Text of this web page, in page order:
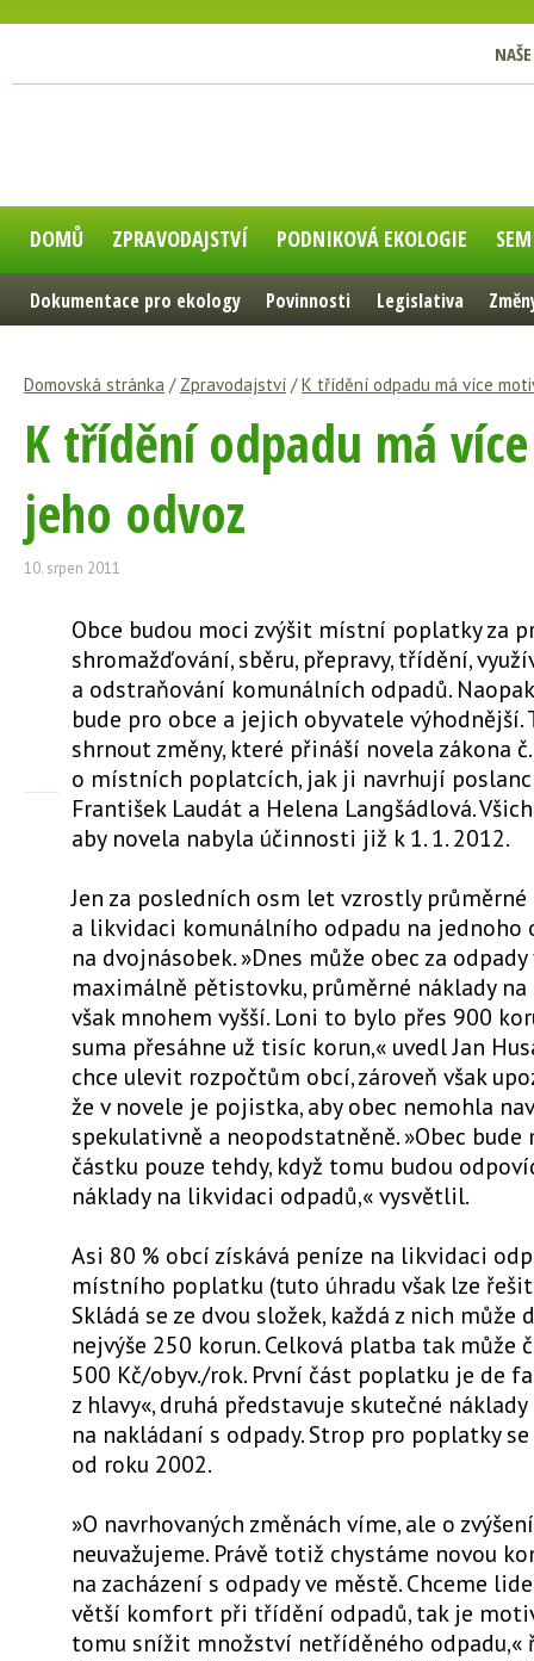
DOMŮ ZPRAVODAJSTVÍ PODNIKOVÁ EKOLOGIE
Dokumentace pro ekology Povinnosti Legislativa
Domovská stránka / Zpravodajství /K třídění odpadu má více
K třídění odpadu má
jeho odvoz
10. srpen 2011
Obce budou moci zvýšit místní poplatky za
shromažďování, sběru, přepravy, třídění,
a odstraňování komunálních odpadů.
bude pro obce a jejich obyvatele výhodnější.
shrnout změny, které přináší novela zákona
o místních poplatcích, jak ji navrhují poslanci
František Laudát a Helena Langšádlová.
aby novela nabyla účinnosti již k 1. 1. 2012.
Jen za posledních osm let vzrostly průměrné
a likvidaci komunálního odpadu na jednoho
na dvojnásobek. »Dnes může obec za
maximálně pětistovku, průměrné náklady na
však mnohem vyšší. Loni to bylo přes 900
suma přesáhne už tisíc korun,« uvedl Jan
chce ulevit rozpočtům obcí, zároveň však
že v novele je pojistka, aby obec nemohla
spekulativně a neopodstatněně. »Obec bude
částku pouze tehdy, když tomu budou
náklady na likvidaci odpadů,« vysvětlil.
Asi 80 % obcí získává peníze na likvidaci
místního poplatku (tuto úhradu však lze
Skládá se ze dvou složek, každá z nich může
nejvýše 250 korun. Celková platba tak
500 Kč/obyv./rok. První část poplatku je de
z hlavy«, druhá představuje skutečné náklady
na nakládaní s odpady. Strop pro poplatky
od roku 2002.
»O navrhovaných změnách víme, ale o
neuvažujeme. Právě totiž chystáme novou
na zacházení s odpady ve městě. Chceme
větší komfort při třídění odpadů, tak je
tomu snížit množství netříděného odpadu,«